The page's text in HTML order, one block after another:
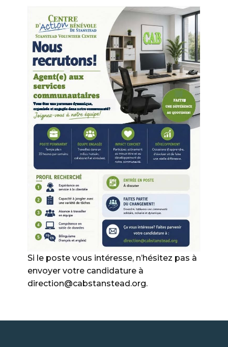
Si le poste vous intéresse, n’hésitez pas à
envoyer votre candidature à
direction@cabstanstead.org.